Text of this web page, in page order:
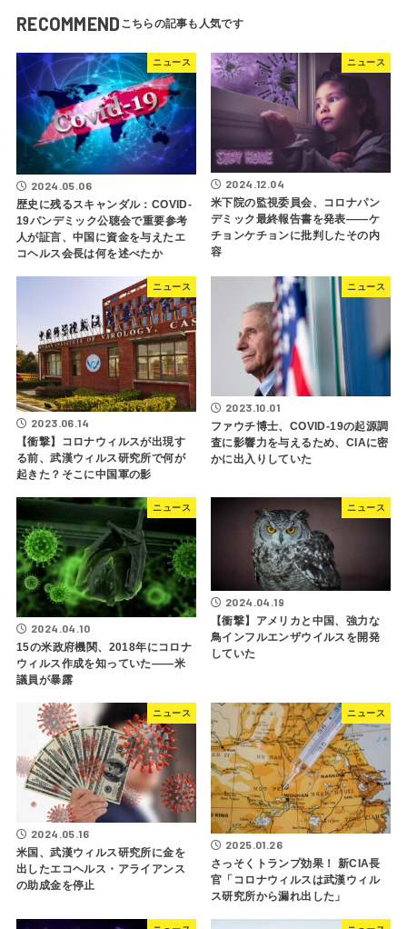
RECOMMEND
ニュース
2024.05.06
歴史に残るスキャンダル：COVID-
19パンデミック公聴会で重要参考
人が証言、中国に資金を与えたエ
コヘルス会長は何を述べたか
ニュース
2024.12.04
米下院の監視委員会、コロナパン
デミック最終報告書を発表――ケ
チョンケチョンに批判したその内
容
ニュース
2023.06.14
【衝撃】コロナウィルスが出現す
る前、武漢ウィルス研究所で何が
起きた？そこに中国軍の影
ニュース
2023.10.01
ファウチ博士、COVID-19の起源調
査に影響力を与えるため、CIAに密
かに出入りしていた
ニュース
2024.04.10
15の米政府機関、2018年にコロナ
ウィルス作成を知っていた――米
議員が暴露
ニュース
2024.04.19
【衝撃】アメリカと中国、強力な
鳥インフルエンザウイルスを開発
していた
ニュース
2024.05.16
米国、武漢ウィルス研究所に金を
出したエコヘルス・アライアンス
の助成金を停止
ニュース
2025.01.26
さっそくトランプ効果！ 新CIA長
官「コロナウィルスは武漢ウィル
ス研究所から漏れ出した」